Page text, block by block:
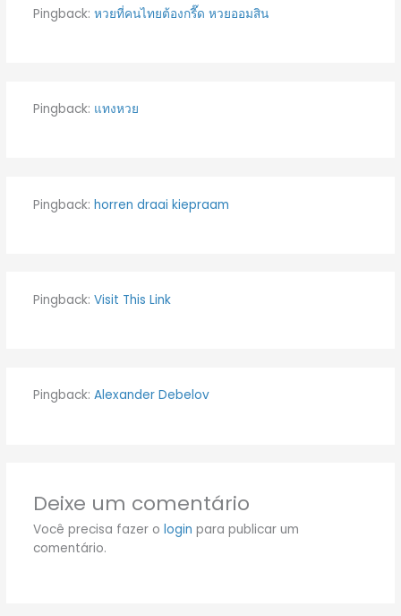
Pingback: หวยที่คนไทยต้องกรี๊ด หวยออมสิน
Pingback: แทงหวย
Pingback: horren draai kiepraam
Pingback: Visit This Link
Pingback: Alexander Debelov
Deixe um comentário
Você precisa fazer o login para publicar um
comentário.